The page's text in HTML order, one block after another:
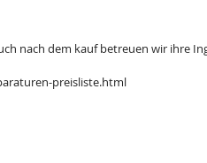
nach dem kauf betreuen wir ihre
preisliste.html